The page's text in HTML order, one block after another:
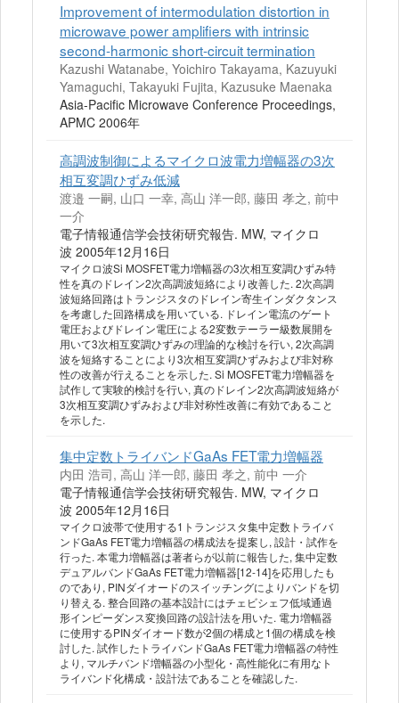
Improvement of intermodulation distortion in
microwave power amplifiers with intrinsic
second-harmonic short-circuit termination
Kazushi Watanabe, Yoichiro Takayama, Kazuyuki
Yamaguchi, Takayuki Fujita, Kazusuke Maenaka
Asia-Pacific Microwave Conference Proceedings,
APMC 2006年
高調波制御によるマイクロ波電力増幅器の3次
相互変調ひずみ低減
渡邉 一嗣, 山口 一幸, 高山 洋一郎, 藤田 孝之, 前中
一介
電子情報通信学会技術研究報告. MW, マイクロ
波 2005年12月16日
マイクロ波Si MOSFET電力増幅器の3次相互変調ひずみ特
性を真のドレイン2次高調波短絡により改善した. 2次高調
波短絡回路はトランジスタのドレイン寄生インダクタンス
を考慮した回路構成を用いている. ドレイン電流のゲート
電圧およびドレイン電圧による2変数テーラー級数展開を
用いて3次相互変調ひずみの理論的な検討を行い, 2次高調
波を短絡することにより3次相互変調ひずみおよび非対称
性の改善が行えることを示した. Si MOSFET電力増幅器を
試作して実験的検討を行い, 真のドレイン2次高調波短絡が
3次相互変調ひずみおよび非対称性改善に有効であること
を示した.
集中定数トライバンドGaAs FET電力増幅器
内田 浩司, 高山 洋一郎, 藤田 孝之, 前中 一介
電子情報通信学会技術研究報告. MW, マイクロ
波 2005年12月16日
マイクロ波帯で使用する1トランジスタ集中定数トライバ
ンドGaAs FET電力増幅器の構成法を提案し, 設計・試作を
行った. 本電力増幅器は著者らが以前に報告した, 集中定数
デュアルバンドGaAs FET電力増幅器[12-14]を応用したも
のであり, PINダイオードのスイッチングによりバンドを切
り替える. 整合回路の基本設計にはチェビシェフ低域通過
形インピーダンス変換回路の設計法を用いた. 電力増幅器
に使用するPINダイオード数が2個の構成と1個の構成を検
討した. 試作したトライバンドGaAs FET電力増幅器の特性
より, マルチバンド増幅器の小型化・高性能化に有用なト
ライバンド化構成・設計法であることを確認した.